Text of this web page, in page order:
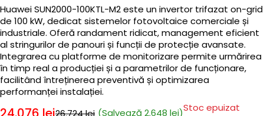
Huawei SUN2000-100KTL-M2 este un invertor trifazat on-grid
de 100 kW, dedicat sistemelor fotovoltaice comerciale și
industriale. Oferă randament ridicat, management eficient
al stringurilor de panouri și funcții de protecție avansate.
Integrarea cu platforme de monitorizare permite urmărirea
în timp real a producției și a parametrilor de funcționare,
facilitând întreținerea preventivă și optimizarea
performanței instalației.
26.724lei (Salvează 2.648 lei)Stoc epuizat